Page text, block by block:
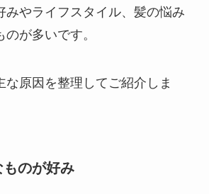
みやライフスタイル、髪の悩み
が多いです。
な原因を整理してご紹介しま
のが好み